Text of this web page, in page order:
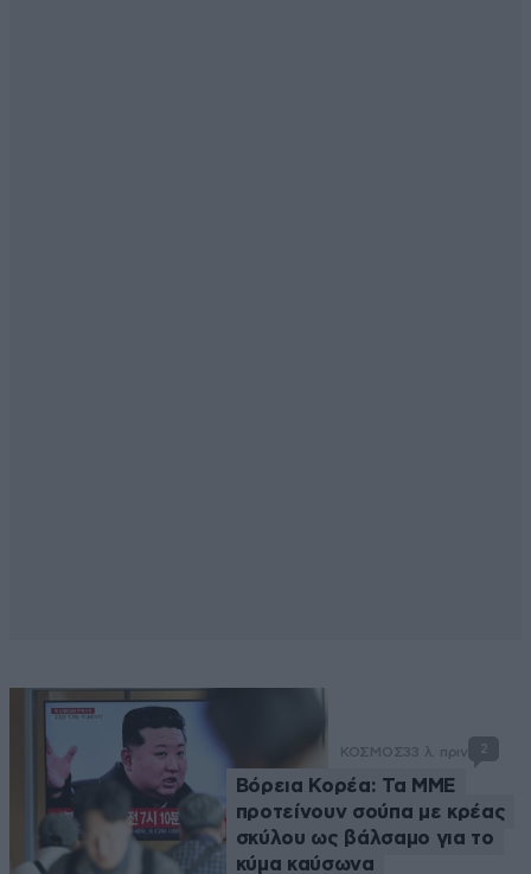
ΚΟΣΜΟΣ33 λ. πριν 2
Βόρεια Κορέα: Τα ΜΜΕ
προτείνουν σούπα με κρέας
σκύλου ως βάλσαμο για το
κύμα καύσωνα